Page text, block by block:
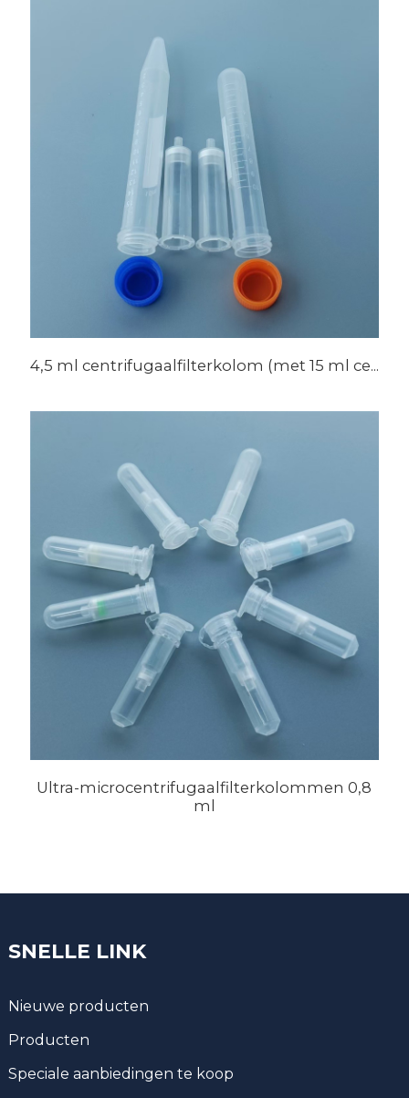
4,5 ml centrifugaalfilterkolom (met 15 ml ce...
Ultra-microcentrifugaalfilterkolommen 0,8
ml
SNELLE LINK
Nieuwe producten
Producten
Speciale aanbiedingen te koop